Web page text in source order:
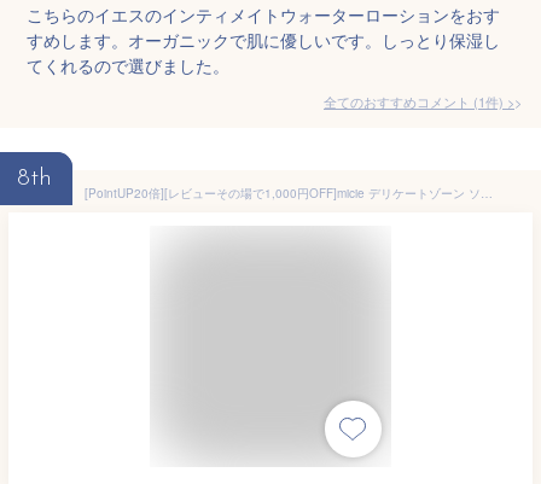
こちらのイエスのインティメイトウォーターローションをおす
すめします。オーガニックで肌に優しいです。しっとり保湿し
てくれるので選びました。
全てのおすすめコメント (1件) >
8th
[PointUP20倍][レビューその場で1,000円OFF]micie デリケートゾーン ソープ 泡 100ml ミシー フェミニンウォッシュ 低刺激 泡タイプ 石鹸 vio 保湿 デリケートゾーンソープ [送料無料]［期間：2025年10月24日 (金) 20:00～10月27日 (月) 09:59]